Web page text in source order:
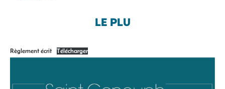
LE PLU
Règlement écrit Télécharger